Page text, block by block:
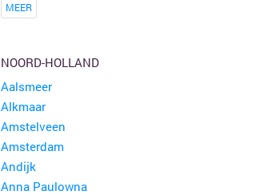
MEER
NOORD-HOLLAND
Aalsmeer
Alkmaar
Amstelveen
Amsterdam
Andijk
Anna Paulowna